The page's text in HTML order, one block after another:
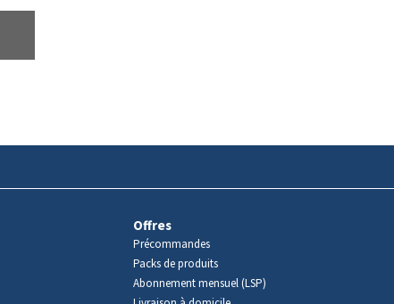
Offres
Précommandes
Packs de produits
Abonnement mensuel (LSP)